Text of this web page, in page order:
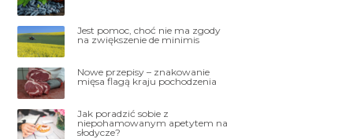
Jest pomoc, choć nie ma zgody
na zwiększenie de minimis
Nowe przepisy – znakowanie
mięsa flagą kraju pochodzenia
Jak poradzić sobie z
niepohamowanym apetytem na
słodycze?